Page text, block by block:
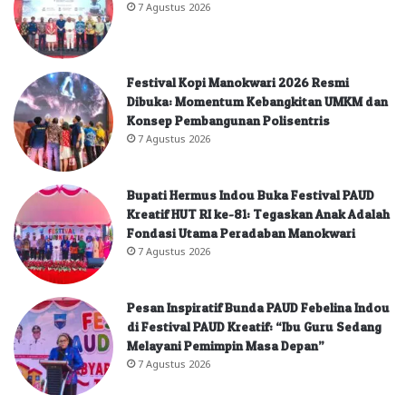
7 Agustus 2026
Festival Kopi Manokwari 2026 Resmi
Dibuka: Momentum Kebangkitan UMKM dan
Konsep Pembangunan Polisentris
7 Agustus 2026
Bupati Hermus Indou Buka Festival PAUD
Kreatif HUT RI ke-81: Tegaskan Anak Adalah
Fondasi Utama Peradaban Manokwari
7 Agustus 2026
Pesan Inspiratif Bunda PAUD Febelina Indou
di Festival PAUD Kreatif: “Ibu Guru Sedang
Melayani Pemimpin Masa Depan”
7 Agustus 2026